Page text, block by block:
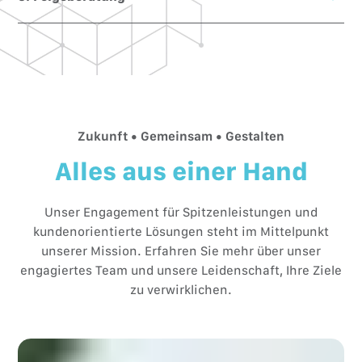
Rentenversicherung und Versicherungen auf.
einschließlich Behördentermine wie dem Arbeitsamt,
enthält.
Unsere enge Betreuung orientiert sich an Ihrem
individuellen Fahrplan – bis zur Rente und darüber
hinaus, wenn Sie es wünschen.
Zukunft • Gemeinsam • Gestalten
Alles aus einer Hand
Unser Engagement für Spitzenleistungen und
kundenorientierte Lösungen steht im Mittelpunkt
unserer Mission. Erfahren Sie mehr über unser
engagiertes Team und unsere Leidenschaft, Ihre Ziele
zu verwirklichen.